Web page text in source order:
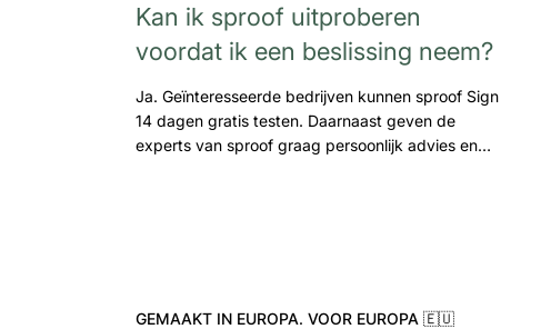
Kan ik sproof uitproberen
voordat ik een beslissing neem?
Ja. Geïnteresseerde bedrijven kunnen sproof Sign
14 dagen gratis testen. Daarnaast geven de
experts van sproof graag persoonlijk advies en…
GEMAAKT IN EUROPA. VOOR EUROPA 🇪🇺